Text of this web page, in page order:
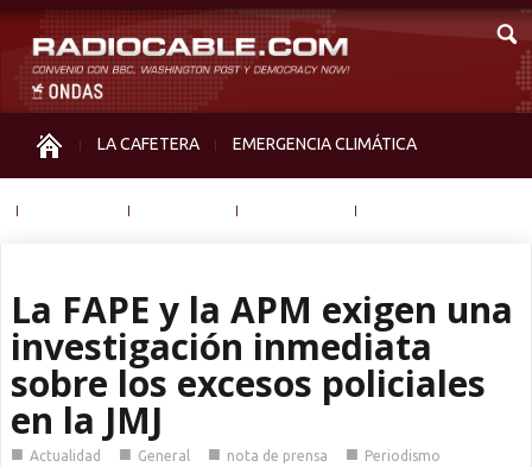
LA CAFETERA EMERGENCIA CLIMÁTICA
La FAPE y la APM exigen una
investigación inmediata
sobre los excesos policiales
en la JMJ
■ Actualidad ■ General ■ nota de prensa ■ Periodismo